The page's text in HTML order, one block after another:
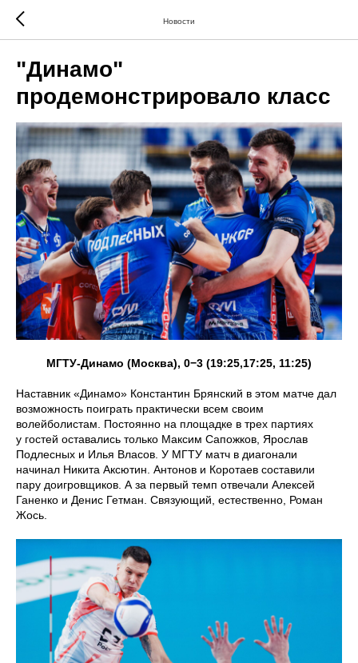
Новости
"Динамо"
продемонстрировало класс
МГТУ-Динамо (Москва), 0−3 (19:25,17:25, 11:25)
Наставник «Динамо» Константин Брянский в этом матче дал
возможность поиграть практически всем своим
волейболистам. Постоянно на площадке в трех партиях
у гостей оставались только Максим Сапожков, Ярослав
Подлесных и Илья Власов. У МГТУ матч в диагонали
начинал Никита Аксютин. Антонов и Коротаев составили
пару доигровщиков. А за первый темп отвечали Алексей
Ганенко и Денис Гетман. Связующий, естественно, Роман
Жось.